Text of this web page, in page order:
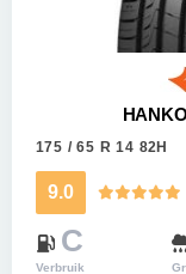
175 / 65 R 14 82H
9.0
C
Verbruik